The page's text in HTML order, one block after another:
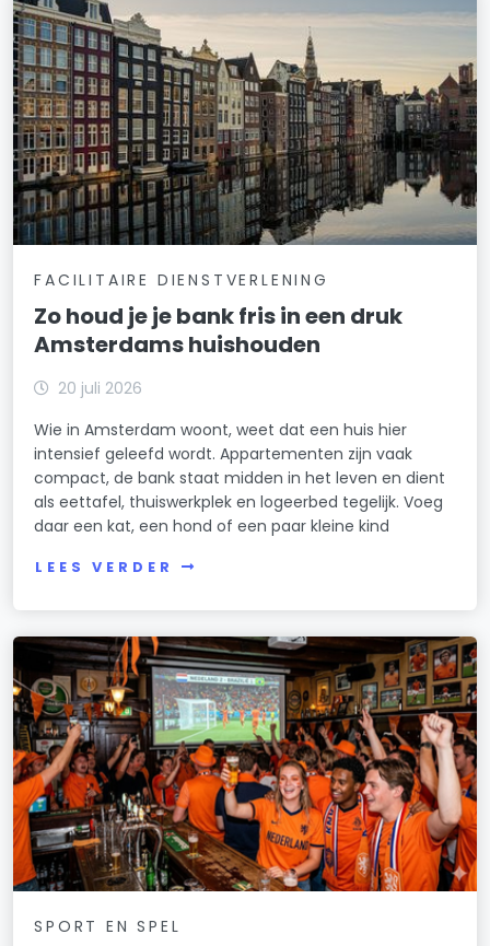
FACILITAIRE DIENSTVERLENING
Zo houd je je bank fris in een druk
Amsterdams huishouden
20 juli 2026
Wie in Amsterdam woont, weet dat een huis hier
intensief geleefd wordt. Appartementen zijn vaak
compact, de bank staat midden in het leven en dient
als eettafel, thuiswerkplek en logeerbed tegelijk. Voeg
daar een kat, een hond of een paar kleine kind
LEES VERDER
SPORT EN SPEL